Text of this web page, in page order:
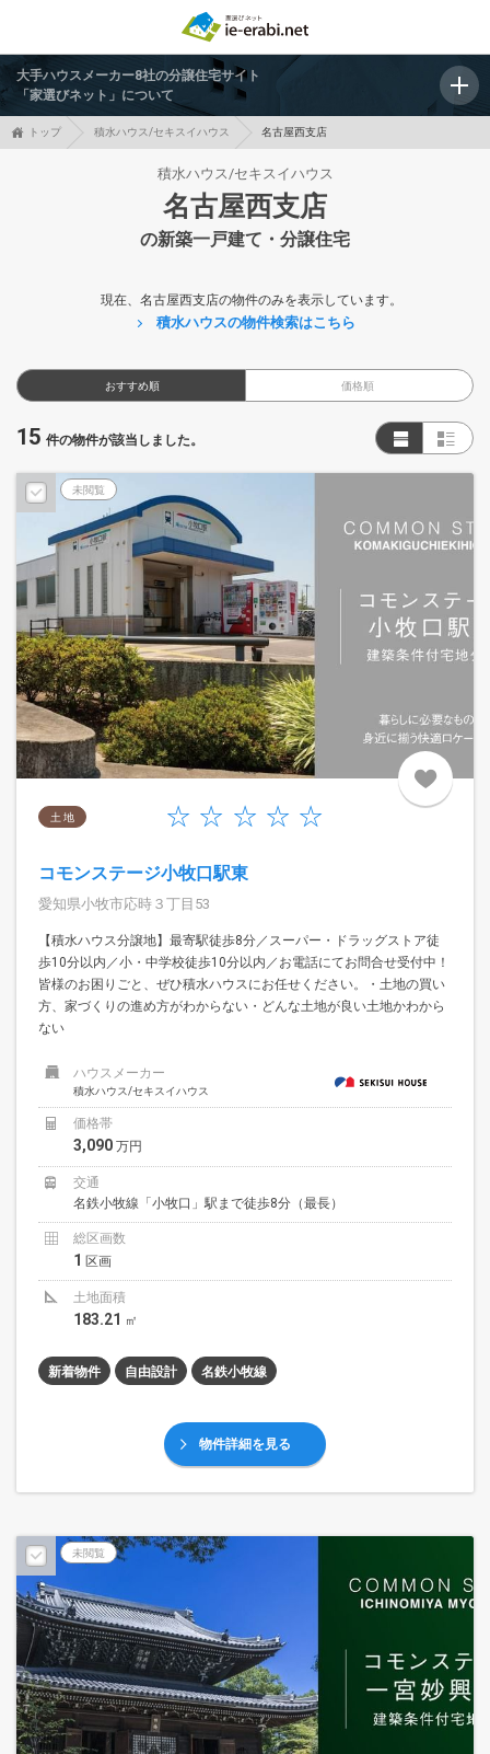
大手ハウスメーカー8社の分譲住宅サイト
「家選びネット」について
トップ 積水ハウス/セキスイハウス 名古屋西支店
積水ハウス/セキスイハウス
名古屋西支店
の新築一戸建て・分譲住宅
現在、名古屋西支店の物件のみを表示しています。
積水ハウスの物件検索はこちら
おすすめ順 価格順
15 件の物件が該当しました。
未閲覧
土 地
コモンステージ小牧口駅東
愛知県小牧市応時３丁目53
【積水ハウス分譲地】最寄駅徒歩8分／スーパー・ドラッグストア徒
歩10分以内／小・中学校徒歩10分以内／お電話にてお問合せ受付中！
皆様のお困りごと、ぜひ積水ハウスにお任せください。・土地の買い
方、家づくりの進め方がわからない・どんな土地が良い土地かわから
ない
ハウスメーカー
積水ハウス/セキスイハウス
価格帯
3,090 万円
交通
名鉄小牧線「小牧口」駅まで徒歩8分（最長）
総区画数
1 区画
土地面積
183.21 ㎡
新着物件 自由設計 名鉄小牧線
物件詳細を見る
未閲覧